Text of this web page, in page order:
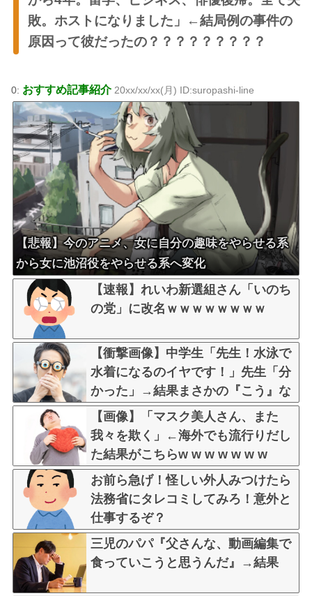
敗。ホストになりました」←結局例の事件の
原因って彼だったの？？？？？？？？？
0: おすすめ記事紹介20xx/xx/xx(月) ID:suropashi-line
【悲報】今のアニメ、女に自分の趣味をやらせる系
から女に池沼役をやらせる系へ変化
【速報】れいわ新選組さん「いのち
の党」に改名ｗｗｗｗｗｗｗｗ
【衝撃画像】中学生「先生！水泳で
水着になるのイヤです！」先生「分
かった」→結果まさかの『こう』な
ってしまうw w w w w w w
【画像】「マスク美人さん、また
我々を欺く」←海外でも流行りだし
た結果がこちらw w w w w w w
お前ら急げ！怪しい外人みつけたら
法務省にタレコミしてみろ！意外と
仕事するぞ？
三児のパパ『父さんな、動画編集で
食っていこうと思うんだ』→結果